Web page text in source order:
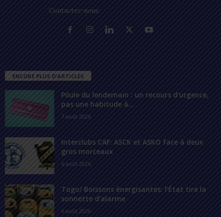
Contactez-nous:
ENCORE PLUS D'ARTICLES
Pilule du lendemain : un recours d’urgence,
pas une habitude à...
7 août 2026
Interclubs CAF: ASCK et ASKO face à deux
gros morceaux
6 août 2026
Togo/ Boissons énergisantes: l’État tire la
sonnette d’alarme
6 août 2026